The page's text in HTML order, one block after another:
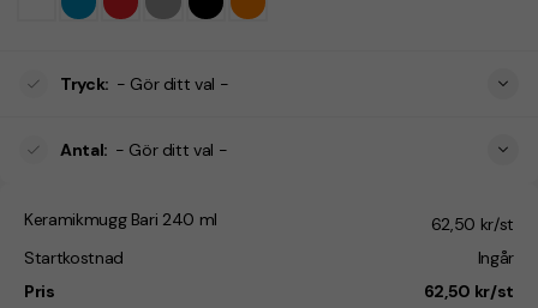
Tryck: - Gör ditt val -
Antal: - Gör ditt val -
Keramikmugg Bari 240 ml
62,50 kr/st
Startkostnad
Ingår
Pris
62,50 kr/st